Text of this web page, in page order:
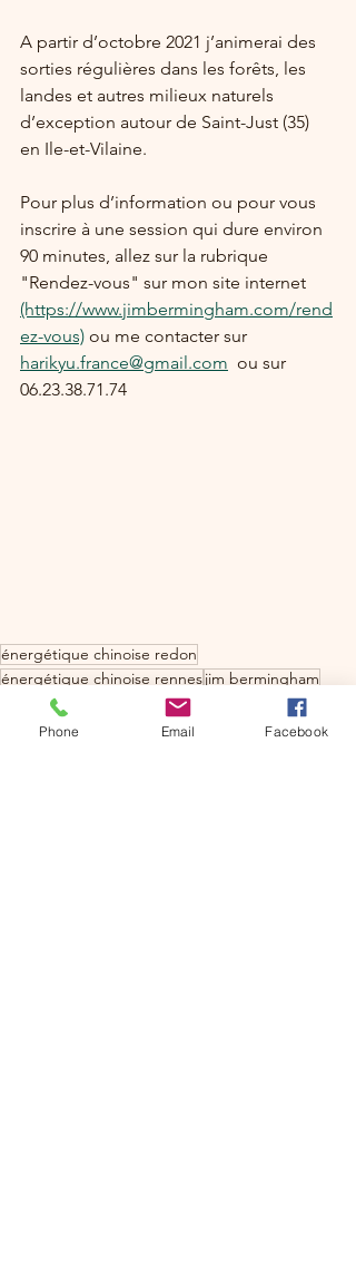
A partir d’octobre 2021 j’animerai des
sorties régulières dans les forêts, les
landes et autres milieux naturels
d’exception autour de Saint-Just (35)
en Ile-et-Vilaine.
Pour plus d’information ou pour vous
inscrire à une session qui dure environ
90 minutes, allez sur la rubrique
"Rendez-vous" sur mon site internet
(https://www.jimbermingham.com/rend
ez-vous) ou me contacter sur
harikyu.france@gmail.com
  ou sur
06.23.38.71.74
énergétique chinoise redon
énergétique chinoise rennesjim bermingham
médecine chinoise rennesbien-être redon
bien-être la gacilly
forêt la gacilly
bain de forêt
Phone Email Facebook